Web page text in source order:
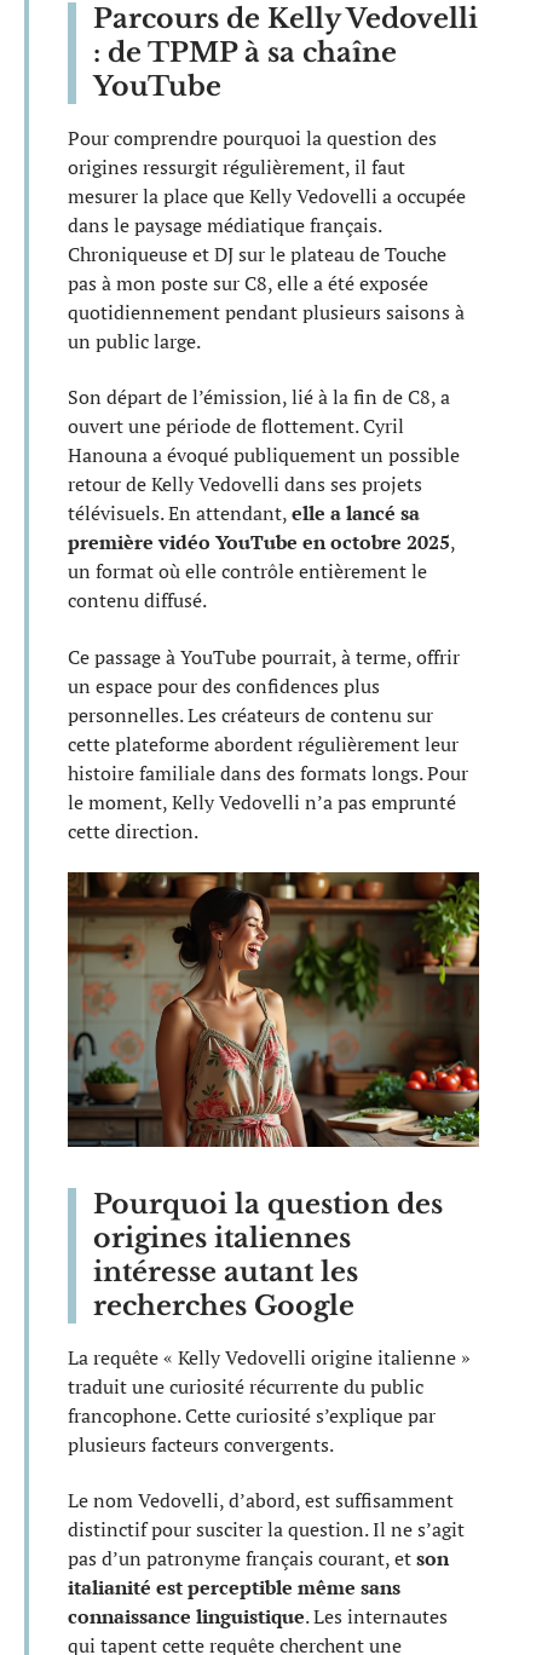
Parcours de Kelly Vedovelli
: de TPMP à sa chaîne
YouTube
Pour comprendre pourquoi la question des
origines ressurgit régulièrement, il faut
mesurer la place que Kelly Vedovelli a occupée
dans le paysage médiatique français.
Chroniqueuse et DJ sur le plateau de Touche
pas à mon poste sur C8, elle a été exposée
quotidiennement pendant plusieurs saisons à
un public large.
Son départ de l’émission, lié à la fin de C8, a
ouvert une période de flottement. Cyril
Hanouna a évoqué publiquement un possible
retour de Kelly Vedovelli dans ses projets
télévisuels. En attendant,elle a lancé sa
première vidéo YouTube en octobre 2025,
un format où elle contrôle entièrement le
contenu diffusé.
Ce passage à YouTube pourrait, à terme, offrir
un espace pour des confidences plus
personnelles. Les créateurs de contenu sur
cette plateforme abordent régulièrement leur
histoire familiale dans des formats longs. Pour
le moment, Kelly Vedovelli n’a pas emprunté
cette direction.
Pourquoi la question des
origines italiennes
intéresse autant les
recherches Google
La requête « Kelly Vedovelli origine italienne »
traduit une curiosité récurrente du public
francophone. Cette curiosité s’explique par
plusieurs facteurs convergents.
Le nom Vedovelli, d’abord, est suffisamment
distinctif pour susciter la question. Il ne s’agit
pas d’un patronyme français courant, etson
italianité est perceptible même sans
connaissance linguistique. Les internautes
qui tapent cette requête cherchent une